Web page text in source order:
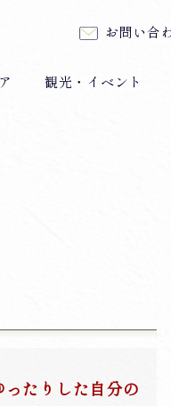
観光・イベント
お問い合
たりした自分の